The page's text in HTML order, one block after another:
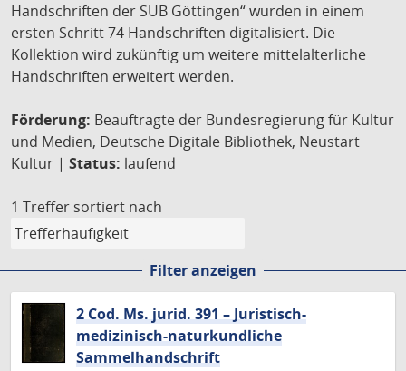
Handschriften der SUB Göttingen“ wurden in einem
ersten Schritt 74 Handschriften digitalisiert. Die
Kollektion wird zukünftig um weitere mittelalterliche
Handschriften erweitert werden.
Förderung: Beauftragte der Bundesregierung für Kultur
und Medien, Deutsche Digitale Bibliothek, Neustart
Kultur | Status: laufend
1 Treffer sortiert nach
Filter anzeigen
2 Cod. Ms. jurid. 391 – Juristisch-
medizinisch-naturkundliche
Sammelhandschrift